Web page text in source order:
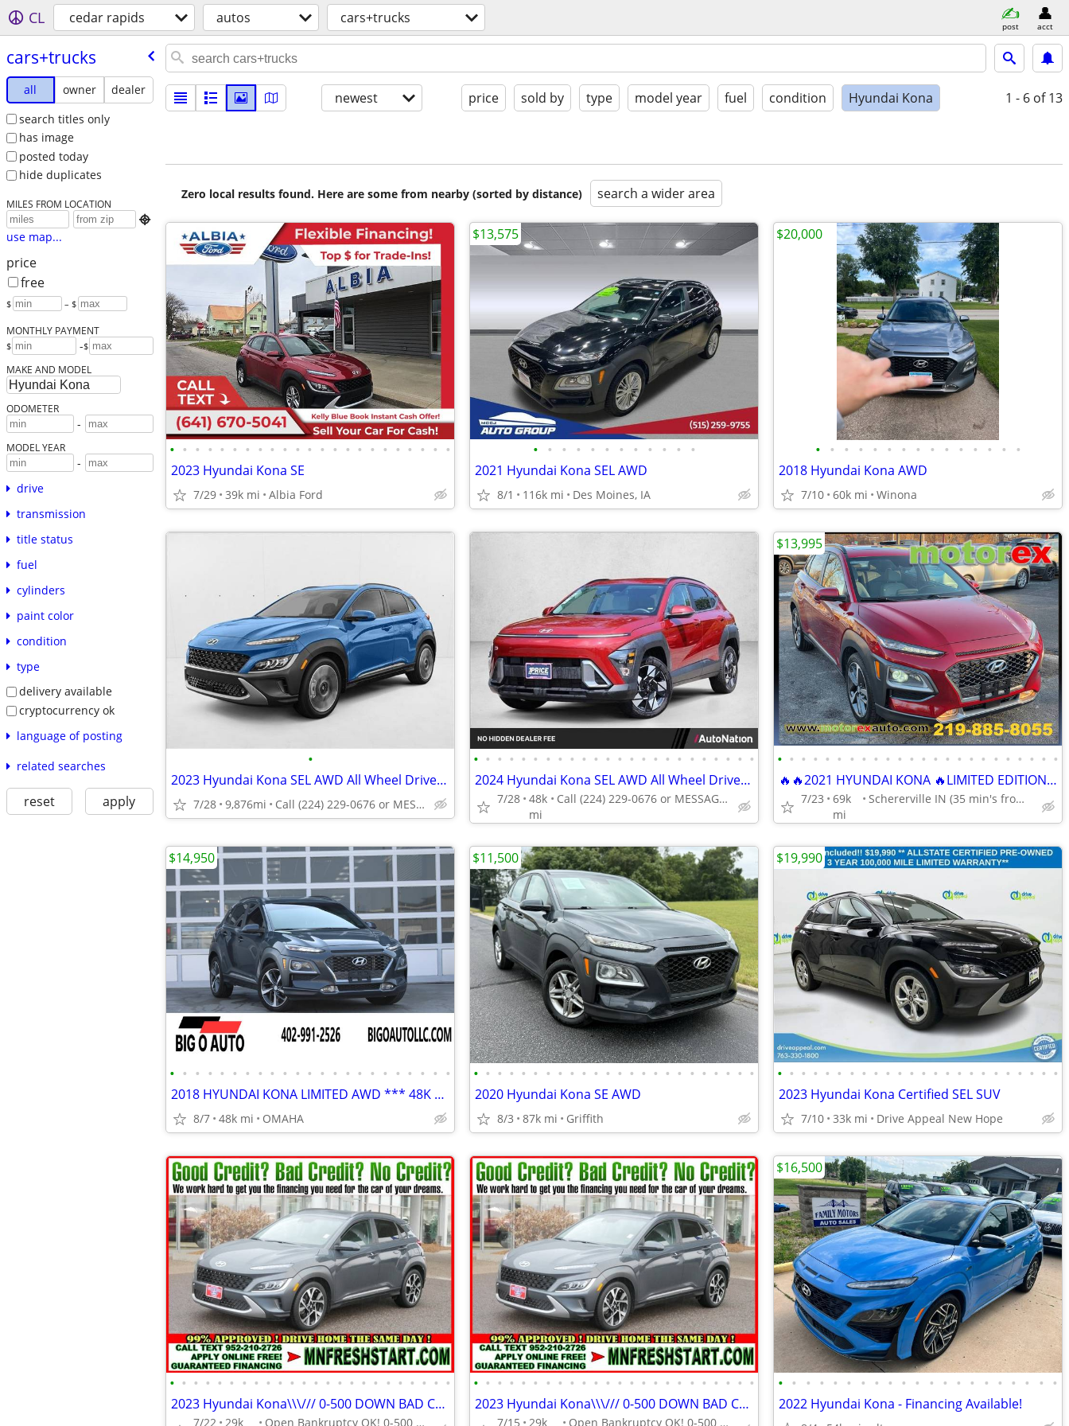
CL cedar rapids autos cars+trucks post acct
cars+trucks
all owner
dealer
search titles only
has image
posted today
hide duplicates
MILES FROM LOCATION

use map...
price
free
$ – $
MONTHLY PAYMENT
$ -$
MAKE AND MODEL
ODOMETER
-
MODEL YEAR
-
drive
transmission
title status
fuel
cylinders
paint color
condition
type
delivery available
cryptocurrency ok
language of posting
related searches
reset apply
newest price sold by type model year fuel condition Hyundai Kona 1 - 6 of 13
Zero local results found. Here are some from nearby (sorted by distance) search a wider area
• • • • • • • • • • • • • • • • • • • • • • •
2023 Hyundai Kona SE
7/29 39k mi Albia Ford
• • • • • • • • • • • •
2021 Hyundai Kona SEL AWD
8/1 116k mi Des Moines, IA
$13,575
• • • • • • • • • • • • • • •
2018 Hyundai Kona AWD
7/10 60k mi Winona
$20,000
•
2023 Hyundai Kona SEL AWD All Wheel Drive SUV AUTONATION
7/28 9,876mi Call (224) 229-0676 or MESSAGE/CHAT to confirm availability
• • • • • • • • • • • • • • • • • • • • • • • •
2024 Hyundai Kona SEL AWD All Wheel Drive SUV AUTONATION
7/28 48k
mi
Call (224) 229-0676 or MESSAGE/CHAT to confirm availability
• • • • • • • • • • • • • • • • • • • • • • • •
🔥🔥2021 HYUNDAI KONA 🔥LIMITED EDITION!🔥🔥ONLY 69K MILES!🔥
7/23
69k
mi
Schererville IN (35 min's from CHICAGO)
$13,995
• • • • • • • • • • • • • • • • • • • • • • •
2018 HYUNDAI KONA LIMITED AWD *** 48K MILES***
8/7 48k mi OMAHA
$14,950
• • • • • • • • • • • • • • • • • • • • • • • •
2020 Hyundai Kona SE AWD
8/3 87k mi Griffith
$11,500
• • • • • • • • • • • • • • • • • • • • • • • •
2023 Hyundai Kona Certified SEL SUV
7/10 33k mi Drive Appeal New Hope
$19,990
• • • • • • • • • • • • • • • • • • • • • • • •
2023 Hyundai Kona\\\/// 0-500 DOWN BAD CREDIT APPROVED \\\///
7/22 29k Open Bankruptcy OK! 0-500 down
• • • • • • • • • • • • • • • • • • • • • • • •
2023 Hyundai Kona\\\/// 0-500 DOWN BAD CREDIT APPROVED \\\///
7/15 29k Open Bankruptcy OK! 0-500 down
• • • • • • • • • • • • • • • • • • • • •
2022 Hyundai Kona - Financing Available!
$16,500